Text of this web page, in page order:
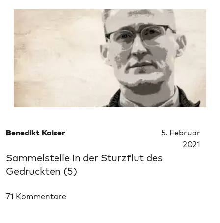
Benedikt Kaiser
5. Februar
2021
Sammelstelle in der Sturzflut des
Gedruckten (5)
71 Kommentare